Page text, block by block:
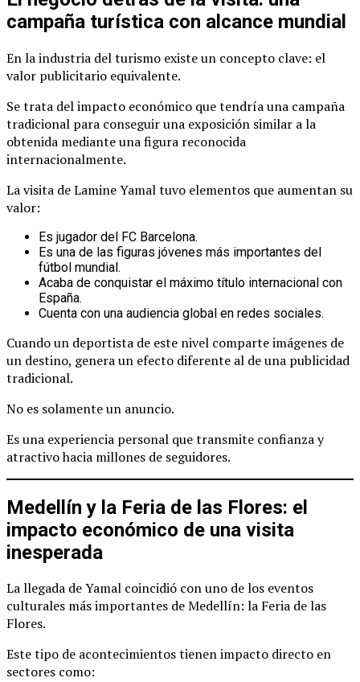
campaña turística con alcance mundial
En la industria del turismo existe un concepto clave: el
valor publicitario equivalente.
Se trata del impacto económico que tendría una campaña
tradicional para conseguir una exposición similar a la
obtenida mediante una figura reconocida
internacionalmente.
La visita de Lamine Yamal tuvo elementos que aumentan su
valor:
Es jugador del FC Barcelona.
Es una de las figuras jóvenes más importantes del
fútbol mundial.
Acaba de conquistar el máximo título internacional con
España.
Cuenta con una audiencia global en redes sociales.
Cuando un deportista de este nivel comparte imágenes de
un destino, genera un efecto diferente al de una publicidad
tradicional.
No es solamente un anuncio.
Es una experiencia personal que transmite confianza y
atractivo hacia millones de seguidores.
Medellín y la Feria de las Flores: el
impacto económico de una visita
inesperada
La llegada de Yamal coincidió con uno de los eventos
culturales más importantes de Medellín: la Feria de las
Flores.
Este tipo de acontecimientos tienen impacto directo en
sectores como: